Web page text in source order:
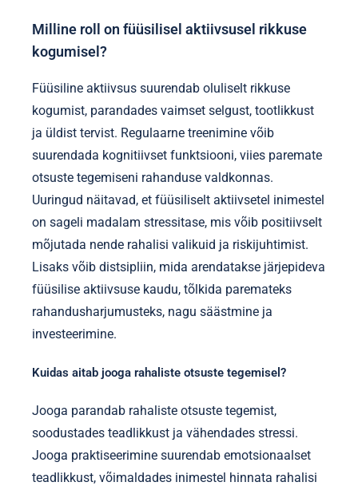
Milline roll on füüsilisel aktiivsusel rikkuse
kogumisel?
Füüsiline aktiivsus suurendab oluliselt rikkuse
kogumist, parandades vaimset selgust, tootlikkust
ja üldist tervist. Regulaarne treenimine võib
suurendada kognitiivset funktsiooni, viies paremate
otsuste tegemiseni rahanduse valdkonnas.
Uuringud näitavad, et füüsiliselt aktiivsetel inimestel
on sageli madalam stressitase, mis võib positiivselt
mõjutada nende rahalisi valikuid ja riskijuhtimist.
Lisaks võib distsipliin, mida arendatakse järjepideva
füüsilise aktiivsuse kaudu, tõlkida paremateks
rahandusharjumusteks, nagu säästmine ja
investeerimine.
Kuidas aitab jooga rahaliste otsuste tegemisel?
Jooga parandab rahaliste otsuste tegemist,
soodustades teadlikkust ja vähendades stressi.
Jooga praktiseerimine suurendab emotsionaalset
teadlikkust, võimaldades inimestel hinnata rahalisi